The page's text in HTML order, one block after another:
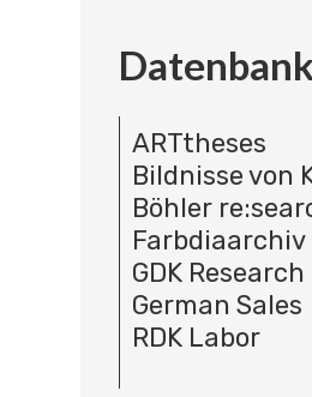
ARTtheses
Bildnisse von
Böhler
Farbdiaarchiv
GDK Research
German Sales
RDK Labor